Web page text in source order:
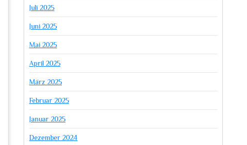
Juli 2025
Juni 2025
Mai 2025
April 2025
März 2025
Februar 2025
Januar 2025
Dezember 2024